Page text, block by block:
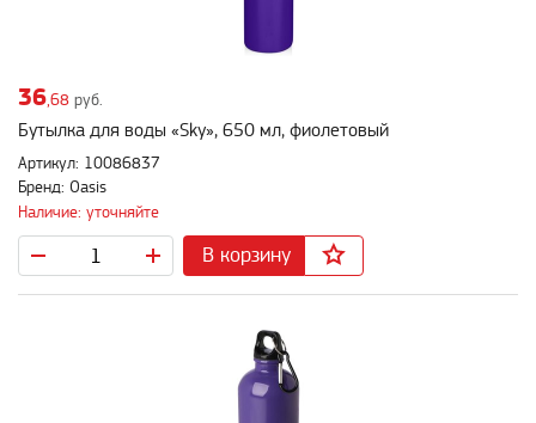
36 ,68 руб.
Бутылка для воды «Sky», 650 мл, фиолетовый
Артикул: 10086837
Бренд: Oasis
Наличие: уточняйте
В корзину